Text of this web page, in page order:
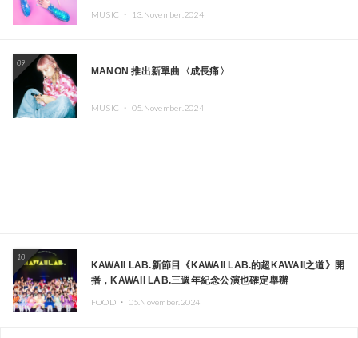
MUSIC ・ 13.November.2024
09
MANON 推出新單曲〈成長痛〉
MUSIC ・ 05.November.2024
10
KAWAII LAB.新節目《KAWAII LAB.的超KAWAII之道》開
播，KAWAII LAB.三週年紀念公演也確定舉辦
FOOD ・ 05.November.2024